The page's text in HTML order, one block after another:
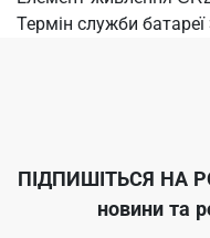
Термін служби батареї
ПІДПИШІТЬСЯ НА
новини та